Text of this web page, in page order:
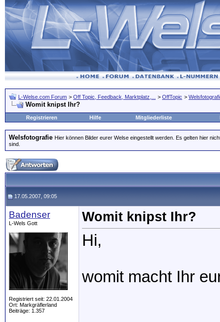
L-Welse.com Forum > Off Topic, Feedback, Marktplatz,... > OffTopic >
Womit knipst Ihr?
Registrieren Hilfe Mitgliederliste
Welsfotografie Hier können Bilder eurer Welse eingestellt werden. Es gelten hier
sind.
17.05.2007, 09:05
Badenser
L-Wels Gott
Registriert seit: 22.01.2004
Ort: Markgräflerland
Beiträge: 1.357
Womit knipst Ihr?
Hi,
womit macht Ihr